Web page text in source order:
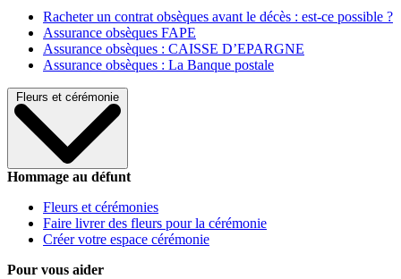
Racheter un contrat obsèques avant le décès : est-ce possible ?
Assurance obsèques FAPE
Assurance obsèques : CAISSE D’EPARGNE
Assurance obsèques : La Banque postale
Fleurs et cérémonie
Hommage au défunt
Fleurs et cérémonies
Faire livrer des fleurs pour la cérémonie
Créer votre espace cérémonie
Pour vous aider